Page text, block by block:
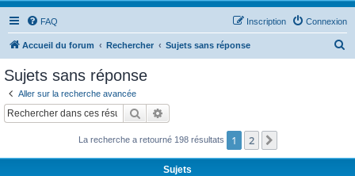
FAQ Connexion
Inscription
Accueil du forum Rechercher Sujets sans réponse
c
Sujets sans réponse
Aller sur la recherche avancée
Rechercher
La recherche a retourné 198 résultats 1 2
Sujets